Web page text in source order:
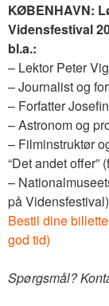
KØBENHAVN:
Vidensfestival
bl.a.:
– Lektor Peter
– Journalist og
– Forfatter
– Astronom og
– Filminstruktør
“Det andet offer”
–
på Vidensfestival)
Bestil dine
god tid)
Spørgsmål?